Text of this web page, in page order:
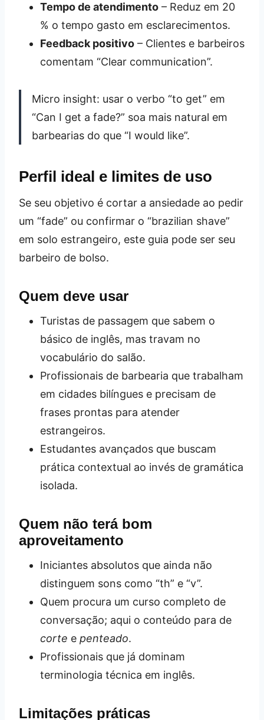
Tempo de atendimento – Reduz em 20
% o tempo gasto em esclarecimentos.
Feedback positivo – Clientes e barbeiros
comentam “Clear communication”.
Micro insight: usar o verbo “to get” em
“Can I get a fade?” soa mais natural em
barbearias do que “I would like”.
Perfil ideal e limites de uso
Se seu objetivo é cortar a ansiedade ao pedir
um “fade” ou confirmar o “brazilian shave”
em solo estrangeiro, este guia pode ser seu
barbeiro de bolso.
Quem deve usar
Turistas de passagem que sabem o
básico de inglês, mas travam no
vocabulário do salão.
Profissionais de barbearia que trabalham
em cidades bilíngues e precisam de
frases prontas para atender
estrangeiros.
Estudantes avançados que buscam
prática contextual ao invés de gramática
isolada.
Quem não terá bom
aproveitamento
Iniciantes absolutos que ainda não
distinguem sons como “th” e “v”.
Quem procura um curso completo de
conversação; aqui o conteúdo para de
corte e penteado.
Profissionais que já dominam
terminologia técnica em inglês.
Limitações práticas